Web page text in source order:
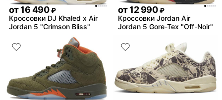
от16 490 ₽
Кроссовки DJ Khaled x Air
Jordan 5 "Crimson Bliss"
от12 990 ₽
Кроссовки Jordan Air
Jordan 5 Gore-Tex "Off-Noir"